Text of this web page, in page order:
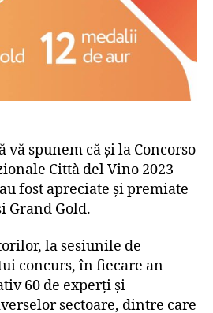
vă spunem că și la Concorso
Città del Vino 2023
fost apreciate și premiate
Grand Gold.
la sesiunile de
concurs, în fiecare an
60 de experți și
sectoare, dintre care